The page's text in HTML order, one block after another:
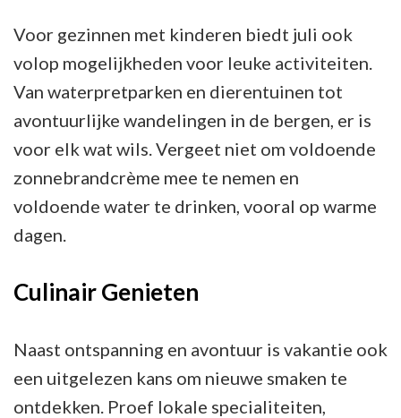
Voor gezinnen met kinderen biedt juli ook
volop mogelijkheden voor leuke activiteiten.
Van waterpretparken en dierentuinen tot
avontuurlijke wandelingen in de bergen, er is
voor elk wat wils. Vergeet niet om voldoende
zonnebrandcrème mee te nemen en
voldoende water te drinken, vooral op warme
dagen.
Culinair Genieten
Naast ontspanning en avontuur is vakantie ook
een uitgelezen kans om nieuwe smaken te
ontdekken. Proef lokale specialiteiten,